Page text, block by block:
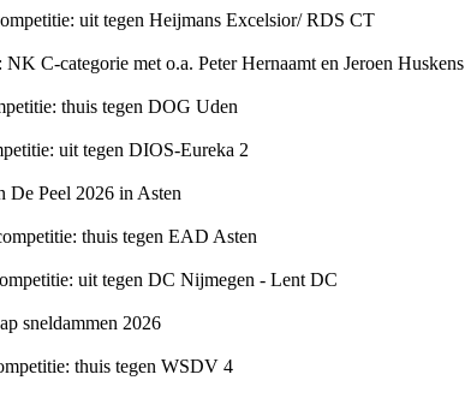
uit tegen Heijmans Excelsior/ RDS CT
C-categorie met o.a. Peter Hernaamt en Jeroen Huskens
thuis tegen DOG Uden
uit tegen DIOS-Eureka 2
De Peel 2026 in Asten
thuis tegen EAD Asten
uit tegen DC Nijmegen - Lent DC
sneldammen 2026
thuis tegen WSDV 4